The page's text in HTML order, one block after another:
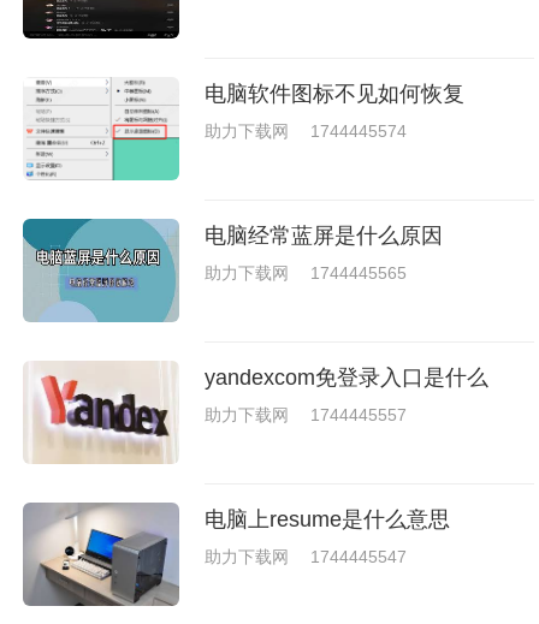
电脑软件图标不见如何恢复
助力下载网 1744445574
电脑经常蓝屏是什么原因
助力下载网 1744445565
yandexcom免登录入口是什么
助力下载网 1744445557
电脑上resume是什么意思
助力下载网 1744445547